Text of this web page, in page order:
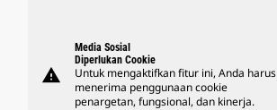
warning
Media Sosial
Diperlukan Cookie
Untuk mengaktifkan fitur ini, Anda harus
menerima penggunaan cookie
penargetan, fungsional, dan kinerja.